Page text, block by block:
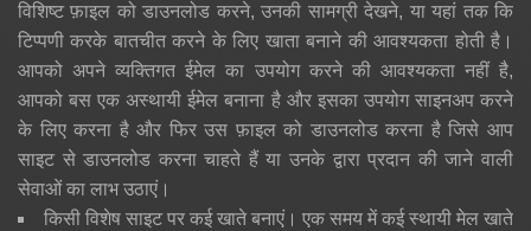
विशिष्ट फ़ाइल को डाउनलोड करने, उनकी सामग्री देखने, या यहां तक ​​कि
टिप्पणी करके बातचीत करने के लिए खाता बनाने की आवश्यकता होती है।
आपको अपने व्यक्तिगत ईमेल का उपयोग करने की आवश्यकता नहीं है,
आपको बस एक अस्थायी ईमेल बनाना है और इसका उपयोग साइनअप करने
के लिए करना है और फिर उस फ़ाइल को डाउनलोड करना है जिसे आप
साइट से डाउनलोड करना चाहते हैं या उनके द्वारा प्रदान की जाने वाली
सेवाओं का लाभ उठाएं।
किसी विशेष साइट पर कई खाते बनाएं। एक समय में कई स्थायी मेल खाते